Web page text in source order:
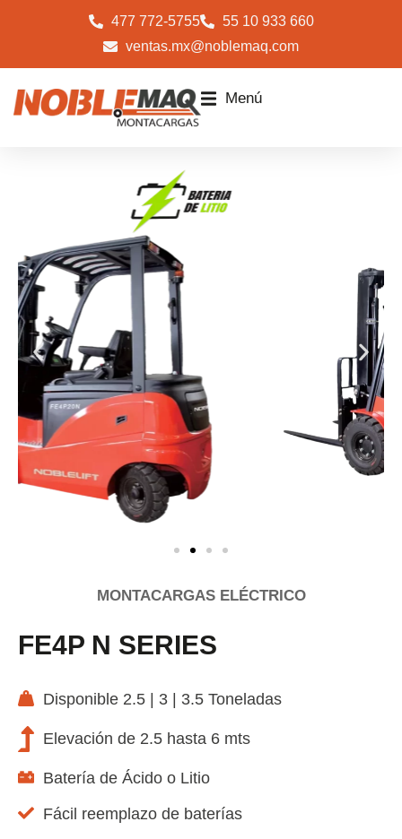
477 772-5755
55 10 933 660
ventas.mx@noblemaq.com
Menú
MONTACARGAS ELÉCTRICO
FE4P N SERIES
Disponible 2.5 | 3 | 3.5 Toneladas
Elevación de 2.5 hasta 6 mts
Batería de Ácido o Litio
Fácil reemplazo de baterías